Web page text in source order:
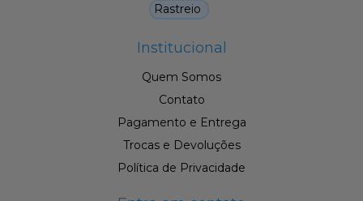
Rastreio
Institucional
Quem Somos
Contato
Pagamento e Entrega
Trocas e Devoluções
Política de Privacidade